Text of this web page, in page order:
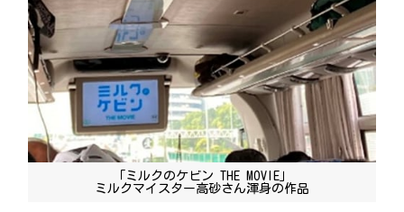
「ミルクのケビン THE MOVIE」
ミルクマイスター高砂さん渾身の作品